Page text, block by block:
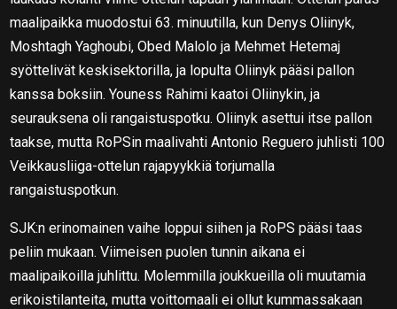
maalipaikka muodostui 63. minuutilla, kun Denys Oliinyk,
Moshtagh Yaghoubi, Obed Malolo ja Mehmet Hetemaj
syöttelivät keskisektorilla, ja lopulta Oliinyk pääsi pallon
kanssa boksiin. Youness Rahimi kaatoi Oliinykin, ja
seurauksena oli rangaistuspotku. Oliinyk asettui itse pallon
taakse, mutta RoPSin maalivahti Antonio Reguero juhlisti 100
Veikkausliiga-ottelun rajapyykkiä torjumalla
rangaistuspotkun.
SJK:n erinomainen vaihe loppui siihen ja RoPS pääsi taas
peliin mukaan. Viimeisen puolen tunnin aikana ei
maalipaikoilla juhlittu. Molemmilla joukkueilla oli muutamia
erikoistilanteita, mutta voittomaali ei ollut kummassakaan